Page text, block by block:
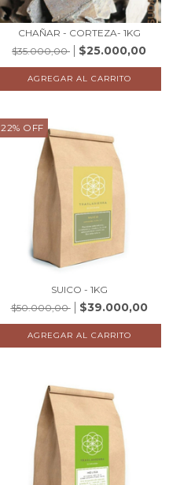
CHAÑAR - CORTEZA- 1KG
$35.000,00
$25.000,00
22% OFF
SUICO - 1KG
$50.000,00
$39.000,00